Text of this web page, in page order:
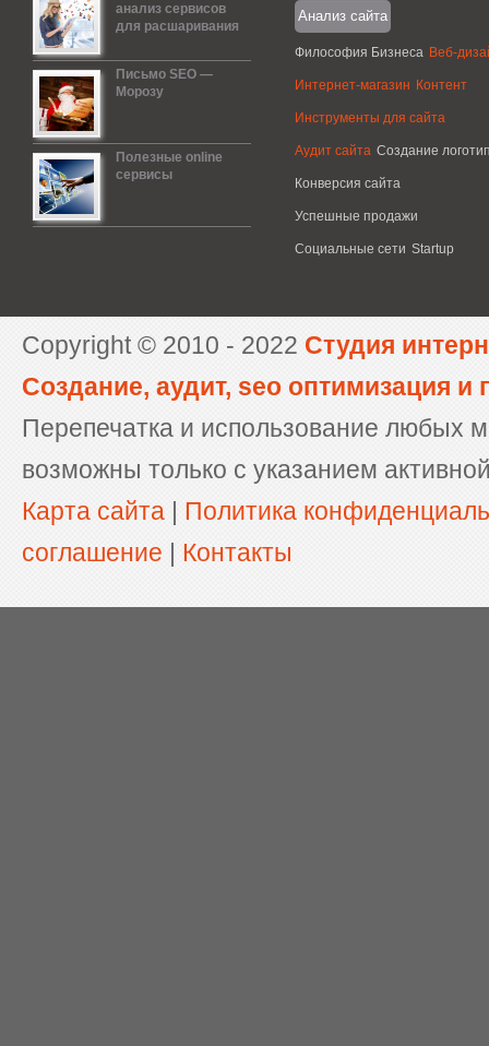
анализ сервисов
для расшаривания
Письмо SEO —
Морозу
Полезные online
сервисы
Анализ сайта
Философия Бизнеса Веб-
Интернет-магазин Контент
Инструменты для сайта
Аудит сайта Создание
Конверсия сайта
Успешные продажи
Социальные сети Startup
Copyright © 2010 - 2022 Студия
Создание, аудит, seo оптимизация
Перепечатка и использование любых
возможны только с указанием
Карта сайта
Политика
соглашение
Контакты